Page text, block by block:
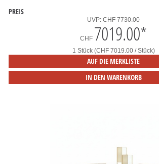
PREIS
UVP: CHF 7730.00
CHF 7019.00*
1 Stück (CHF 7019.00 / Stück)
AUF DIE MERKLISTE
IN DEN WARENKORB